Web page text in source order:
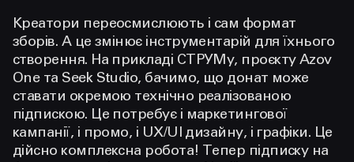
Креатори переосмислюють і сам формат
зборів. А це змінює інструментарій для їхнього
створення. На прикладі СТРУМу, проєкту Azov
One та Seek Studio, бачимо, що донат може
ставати окремою технічно реалізованою
підпискою. Це потребує і маркетингової
кампанії, і промо, і UX/UI дизайну, і графіки. Це
дійсно комплексна робота! Тепер підписку на